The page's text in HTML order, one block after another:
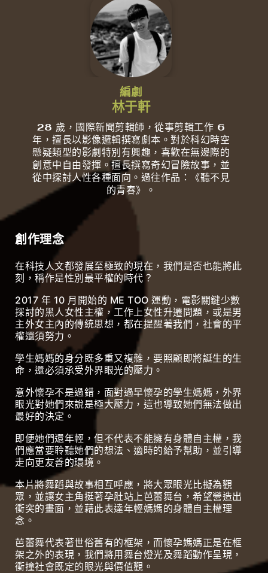
編劇
林于軒
28 歲，國際新聞剪輯師，從事剪輯工作 6
年，擅長以影像邏輯撰寫劇本。對於科幻時空
懸疑類型的影劇特別有興趣，喜歡在無邊際的
創意中自由發揮。擅長撰寫奇幻冒險故事，並
從中探討人性各種面向。 過往作品：《聽不見
的青春》。
創作理念
在科技人文都發展至極致的現在，我們是否也能將此
刻，稱作是性別最平權的時代？
2017 年 10 月開始的 ME TOO 運動，電影關鍵少數
探討的黑人女性主權，工作上女性升遷問題，或是男
主外女主內的傳統思想，都在提醒著我們，社會的平
權還須努力。
學生媽媽的身分既多重又複雜，要照顧即將誕生的生
命，還必須承受外界眼光的壓力。
意外懷孕不是過錯，面對過早懷孕的學生媽媽，外界
眼光對她們來說是極大壓力，這也導致她們無法做出
最好的決定。
即便她們還年輕，但不代表不能擁有身體自主權，我
們應當要聆聽她們的想法、適時的給予幫助，並引導
走向更友善的環境。
本片將舞蹈與故事相互呼應，將大眾眼光比擬為觀
眾，並讓女主角挺著孕肚站上芭蕾舞台，希望營造出
衝突的畫面，並藉此表達年輕媽媽的身體自主權理
念。
芭蕾舞代表著世俗舊有的框架，而懷孕媽媽正是在框
架之外的表現，我們將用舞台燈光及舞蹈動作呈現，
衝撞社會既定的眼光與價值觀。